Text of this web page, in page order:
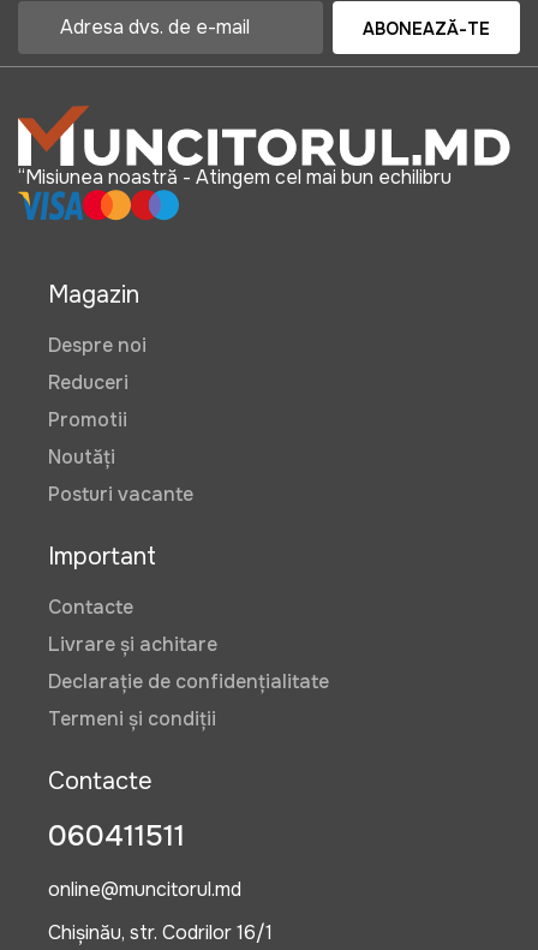
ABONEAZĂ-TE
“Misiunea noastră - Atingem cel mai bun echilibru
Magazin
Despre noi
Reduceri
Promotii
Noutăți
Posturi vacante
Important
Contacte
Livrare și achitare
Declarație de confidențialitate
Termeni și condiții
Contacte
060411511
online@muncitorul.md
Chișinău, str. Codrilor 16/1